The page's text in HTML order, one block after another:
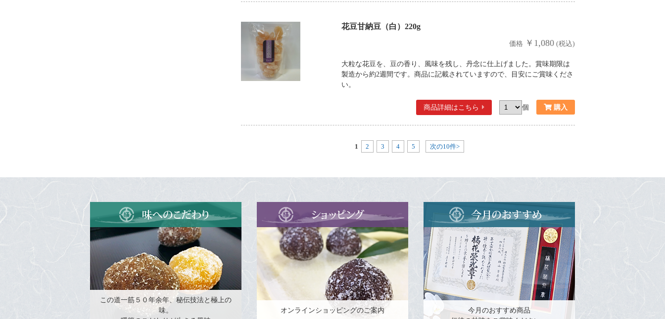
花豆甘納豆（白）220g
価格 ￥1,080 (税込)
大粒な花豆を、豆の香り、風味を残し、丹念に仕上げました。賞味期限は
製造から約2週間です。商品に記載されていますので、目安にご賞味くださ
い。
商品詳細 はこちら 個
1 2 3 4 5 次の10件>
この道一筋５０年余年、秘伝技法と極上の
味。
今月のおすすめ商品
オンラインショッピングのご案内